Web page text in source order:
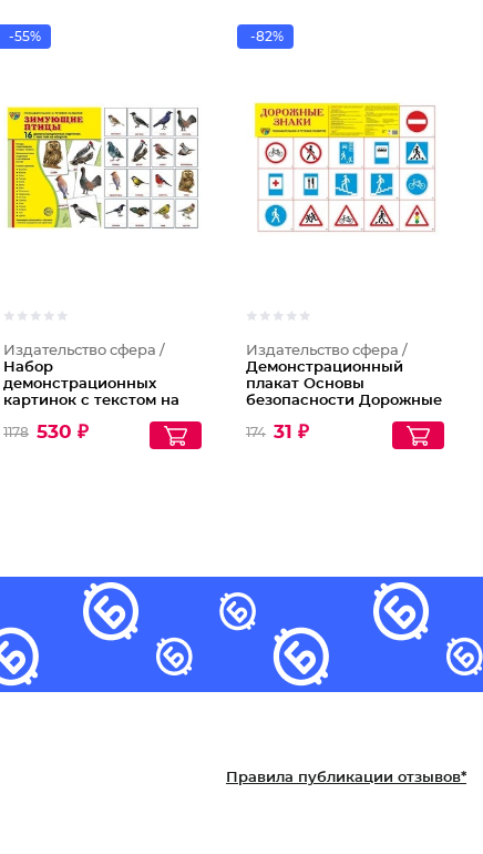
-55%
Издательство сфера /
Набор
демонстрационных
картинок с текстом на
перелетные, зимующие
1178 530 ₽
-82%
Издательство сфера /
Демонстрационный
плакат Основы
безопасности Дорожные
174 31 ₽
Правила публикации отзывов*